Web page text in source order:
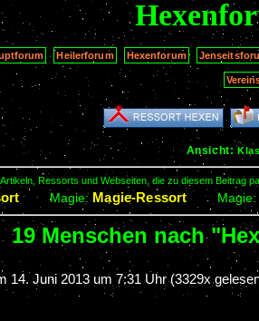
Heilerforum Hexenforum
Ansicht:
Ressorts und Webseiten, die zu diesem Beitrag
Magie: Magie-Ressort
19 Menschen nach
14. Juni 2013 um 7:31 Uhr(3329x